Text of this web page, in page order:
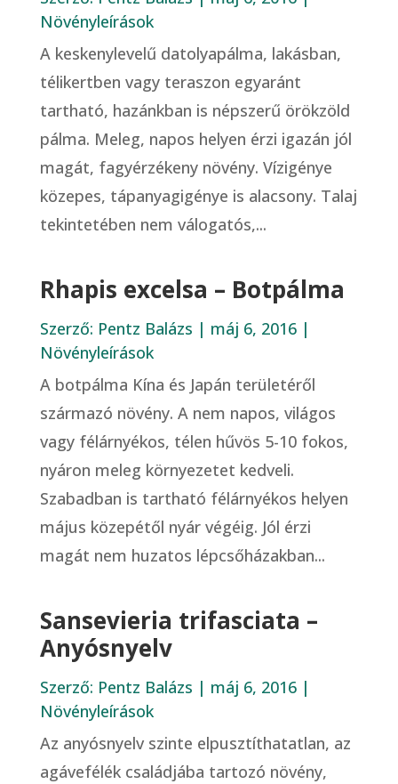
Növényleírások
A keskenylevelű datolyapálma, lakásban,
télikertben vagy teraszon egyaránt
tartható, hazánkban is népszerű örökzöld
pálma. Meleg, napos helyen érzi igazán jól
magát, fagyérzékeny növény. Vízigénye
közepes, tápanyagigénye is alacsony. Talaj
tekintetében nem válogatós,...
Rhapis excelsa – Botpálma
Szerző: Pentz Balázs | máj 6, 2016|
Növényleírások
A botpálma Kína és Japán területéről
származó növény. A nem napos, világos
vagy félárnyékos, télen hűvös 5-10 fokos,
nyáron meleg környezetet kedveli.
Szabadban is tartható félárnyékos helyen
május közepétől nyár végéig. Jól érzi
magát nem huzatos lépcsőházakban...
Sansevieria trifasciata –
Anyósnyelv
Szerző: Pentz Balázs | máj 6, 2016|
Növényleírások
Az anyósnyelv szinte elpusztíthatatlan, az
agávefélék családjába tartozó növény,